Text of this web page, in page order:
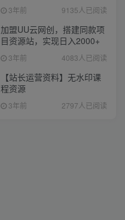
3年前 9135人已阅读
加盟UU云网创，搭建同款项
目资源站，实现日入2000+
3年前 4083人已阅读
【站长运营资料】无水印课
程资源
3年前 2797人已阅读